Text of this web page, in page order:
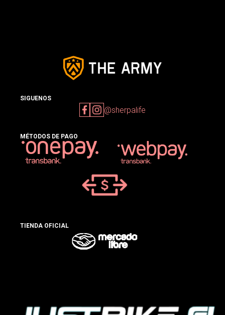
SIGUENOS
@sherpalife
MÉTODOS DE PAGO
TIENDA OFICIAL